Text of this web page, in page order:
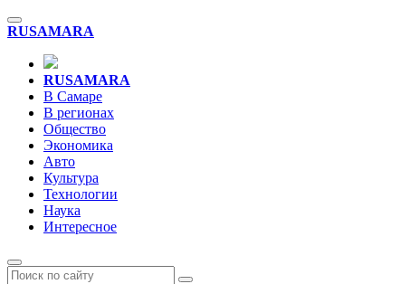
RUSAMARA
RUSAMARA
В Самаре
В регионах
Общество
Экономика
Авто
Культура
Технологии
Наука
Интересное